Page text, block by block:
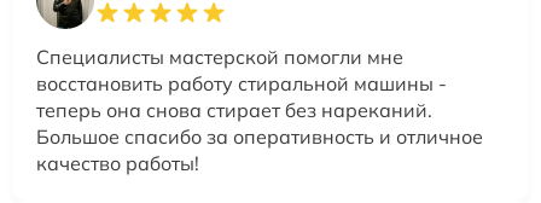
Специалисты мастерской помогли мне
восстановить работу стиральной машины -
теперь она снова стирает без нареканий.
Большое спасибо за оперативность и отличное
качество работы!